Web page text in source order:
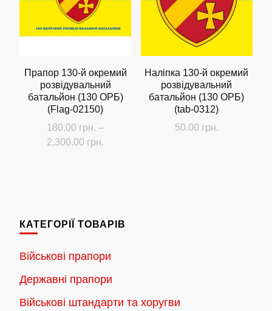
Прапор 130-й окремий
розвідувальний
батальйон (130 ОРБ)
(Flag-02150)
180.00 грн. –
2,300.00 грн.
варіантів.
можна
вибрати
на
Наліпка 130-й окремий
розвідувальний
батальйон (130 ОРБ)
(tab-0312)
50.00 грн.
КАТЕГОРІЇ ТОВАРІВ
Військові прапори
Державні прапори
Військові штандарти та хоругви